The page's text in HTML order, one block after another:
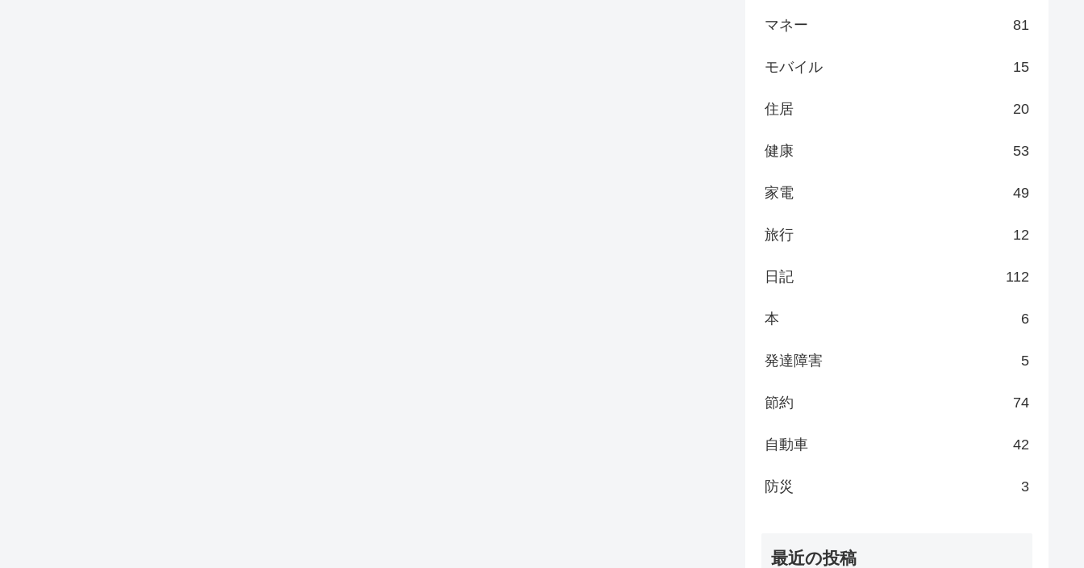
マネー 81
モバイル 15
住居 20
健康 53
家電 49
旅行 12
日記 112
本 6
発達障害 5
節約 74
自動車 42
防災 3
最近の投稿